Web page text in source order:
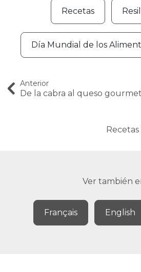
Recetas
Día Mundial de los
Anterior
De la cabra al queso gourmet
Ver también
Français English